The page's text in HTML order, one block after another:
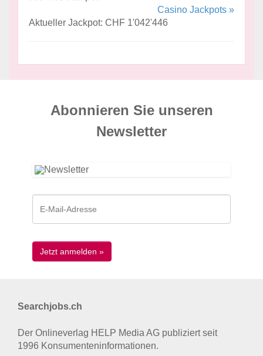
Casino Jackpots »
Aktueller Jackpot: CHF 1'042'446
Abonnieren Sie unseren
News­letter
Searchjobs.ch
Der Onlineverlag HELP Media AG publiziert seit
1996 Konsumenten­informationen.